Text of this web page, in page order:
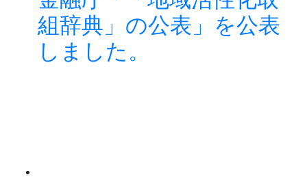
組辞典」の公表」を公表
しました。